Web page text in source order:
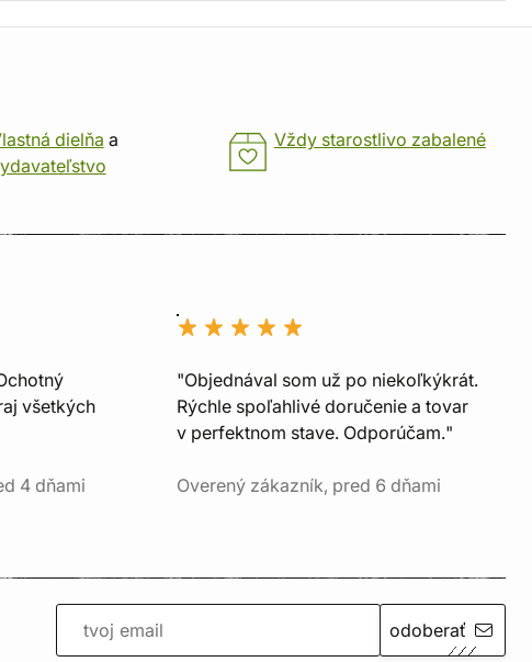
dielňa a
Vždy starostlivo zabalené
všetkých
4 dňami
"Objednával som už po niekoľkýkrát.
Rýchle spoľahlivé doručenie a tovar
v perfektnom stave. Odporúčam."
Overený zákazník, pred 6 dňami
odoberať